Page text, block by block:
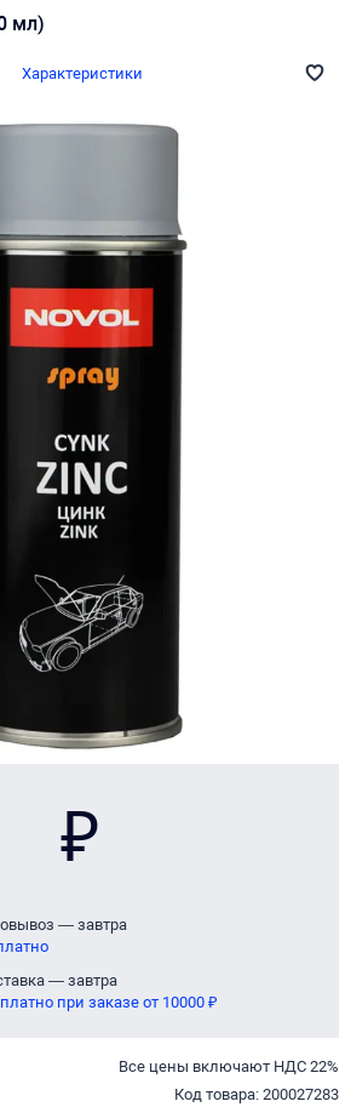
мл)
Характеристики
₽
— завтра
— завтра
при заказе от 10000 ₽
Все цены включают НДС 22%
Код товара: 200027283